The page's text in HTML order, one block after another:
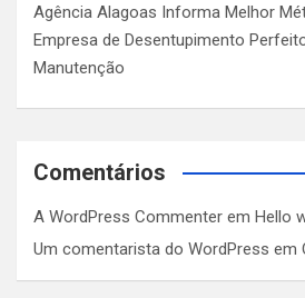
Agência Alagoas Informa Melhor
Empresa de Desentupimento
Manutenção
Comentários
A WordPress Commenter em Hello
Um comentarista do WordPress em